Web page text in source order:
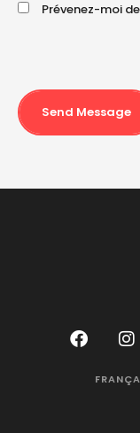
Prévenez-moi
Send Message